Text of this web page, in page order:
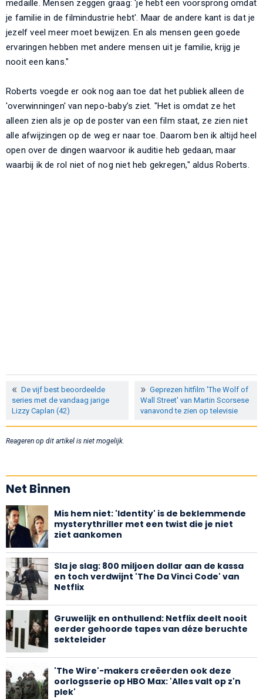
medaille. Mensen zeggen graag: 'je hebt een voorsprong omdat
je familie in de filmindustrie hebt'. Maar de andere kant is dat je
jezelf veel meer moet bewijzen. En als mensen geen goede
ervaringen hebben met andere mensen uit je familie, krijg je
nooit een kans."
Roberts voegde er ook nog aan toe dat het publiek alleen de
'overwinningen' van nepo-baby’s ziet. "Het is omdat ze het
alleen zien als je op de poster van een film staat, ze zien niet
alle afwijzingen op de weg er naar toe. Daarom ben ik altijd heel
open over de dingen waarvoor ik auditie heb gedaan, maar
waarbij ik de rol niet of nog niet heb gekregen," aldus Roberts.
De vijf best beoordeelde
series met de vandaag jarige
Lizzy Caplan (42)
Geprezen hitfilm 'The Wolf of
Wall Street' van Martin Scorsese
vanavond te zien op televisie
Reageren op dit artikel is niet mogelijk.
Net Binnen
Mis hem niet: 'Identity' is de beklemmende
mysterythriller met een twist die je niet
ziet aankomen
Sla je slag: 800 miljoen dollar aan de kassa
en toch verdwijnt 'The Da Vinci Code' van
Netflix
Gruwelijk en onthullend: Netflix deelt nooit
eerder gehoorde tapes van déze beruchte
sekteleider
'The Wire'-makers creëerden ook deze
oorlogsserie op HBO Max: 'Alles valt op z'n
plek'